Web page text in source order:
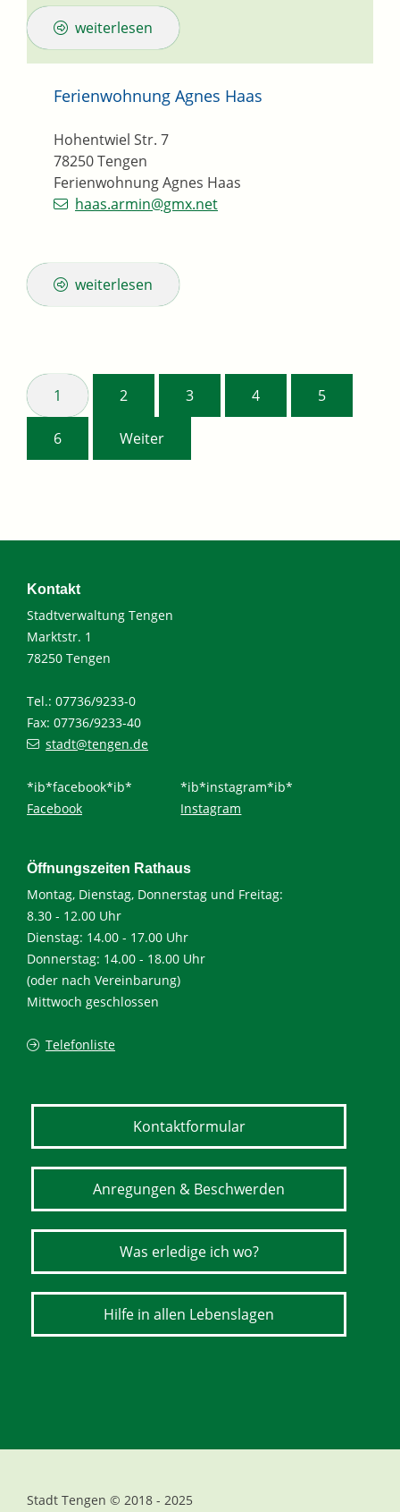
weiterlesen
Ferienwohnung Agnes Haas
Ferienwohnung Agnes Haas
Hohentwiel Str. 7
78250Tengen
haas.armin@gmx.net
weiterlesen
1 2 3 4 5
6 Weiter
Kontakt
Stadtverwaltung Tengen
Marktstr. 1
78250 Tengen
Tel.: 07736/9233-0
Fax: 07736/9233-40
stadt@tengen.de
*ib*facebook*ib*
Facebook
*ib*instagram*ib*
Instagram
Öffnungszeiten Rathaus
Montag, Dienstag, Donnerstag und Freitag:
8.30 - 12.00 Uhr
Dienstag: 14.00 - 17.00 Uhr
Donnerstag: 14.00 - 18.00 Uhr
(oder nach Vereinbarung)
Mittwoch geschlossen
Telefonliste
Kontaktformular
Anregungen & Beschwerden
Was erledige ich wo?
Hilfe in allen Lebenslagen
Stadt Tengen © 2018 - 2025